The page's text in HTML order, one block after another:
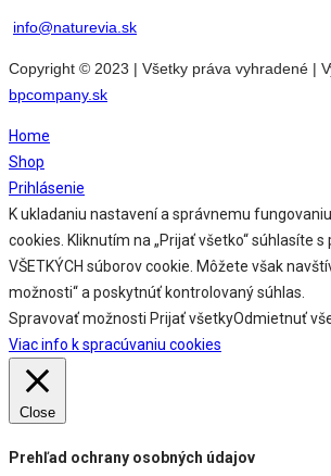
info@naturevia.sk
Copyright © 2023 | Všetky práva vyhradené |
bpcompany.sk
Home
Shop
Prihlásenie
K ukladaniu nastavení a správnemu
cookies. Kliknutím na „Prijať všetko“ súhlasíte s
VŠETKÝCH súborov cookie. Môžete však
možnosti“ a poskytnúť kontrolovaný súhlas.
Spravovať možnosti Prijať všetkyOdmietnuť
Viac info k spracúvaniu cookies
Close
Prehľad ochrany osobných údajov